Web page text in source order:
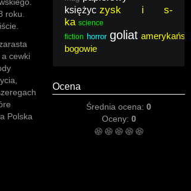
roku.
cewki
Polska
księżyc zysk i s-
ka science
fiction horror goliat amerykańscy
bogowie
Ocena
Średnia ocena: 0
Oceny: 0